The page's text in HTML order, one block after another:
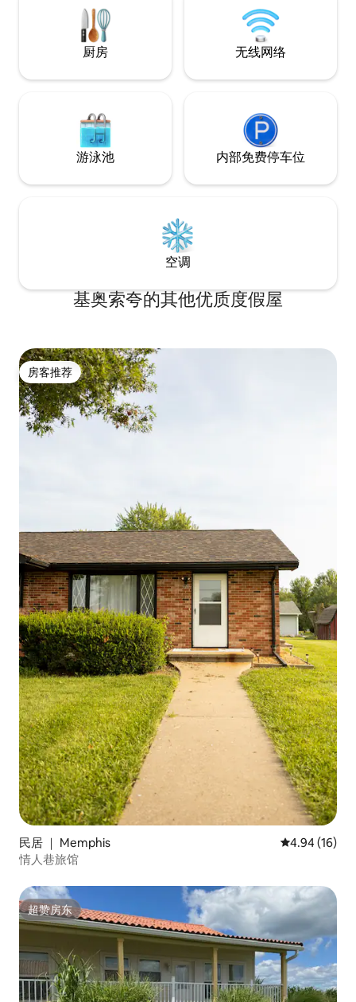
菲尔德（ Fairfield
厨房 无线网络
游泳池 内部免费停车位
空调
基奥索夸的其他优质度假屋
房客推荐
房客推荐
民居 ｜ Memphis 平均评分
4.94 (16)
情人巷旅馆
超赞房东
超赞房东